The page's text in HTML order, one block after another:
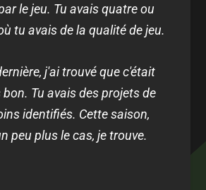
le jeu. Tu avais quatre ou
tu avais de la qualité de jeu.
j'ai trouvé que c'était
Tu avais des projets de
identifiés. Cette saison,
peu plus le cas, je trouve.